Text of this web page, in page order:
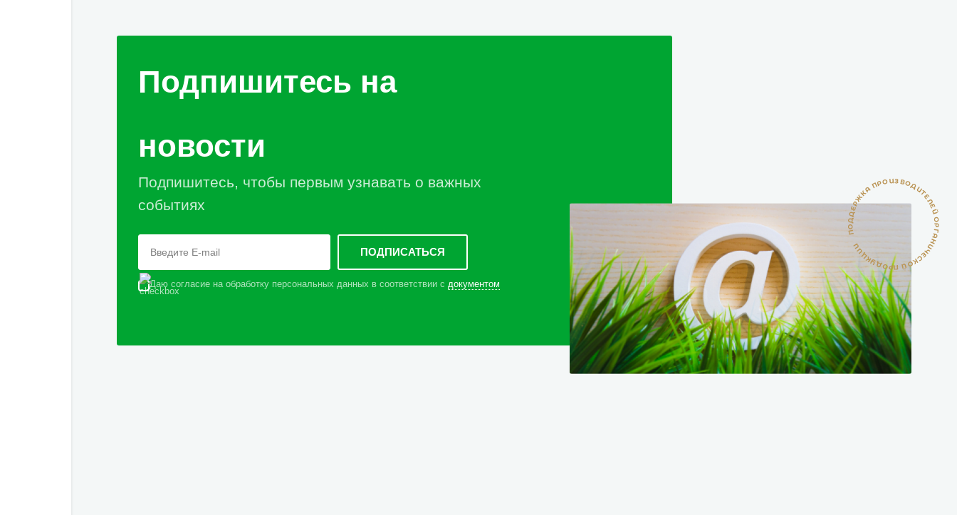
Подпишитесь на
новости
Подпишитесь, чтобы первым узнавать о важных
событиях
Даю согласие на обработку персональных данных в соответствии с документом